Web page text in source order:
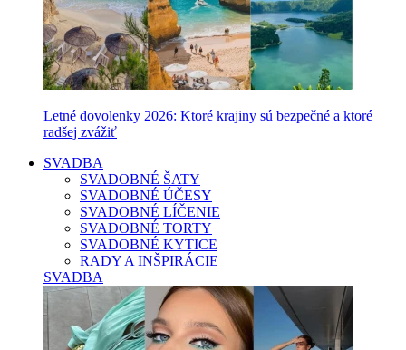
Letné dovolenky 2026: Ktoré krajiny sú bezpečné a ktoré
radšej zvážiť
SVADBA
SVADOBNÉ ŠATY
SVADOBNÉ ÚČESY
SVADOBNÉ LÍČENIE
SVADOBNÉ TORTY
SVADOBNÉ KYTICE
RADY A INŠPIRÁCIE
SVADBA